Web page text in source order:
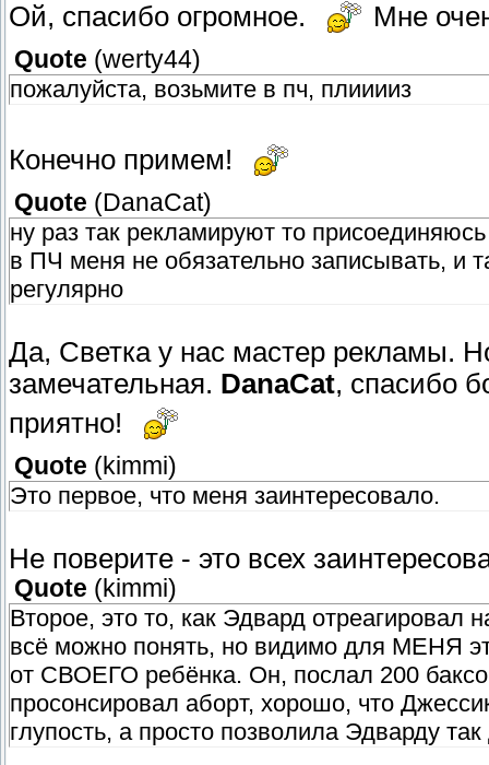
Ой, спасибо огромное. Мне
Quote (werty44)
пожалуйста, возьмите в пч, плииииз
Конечно примем!
Quote (DanaCat)
ну раз так рекламируют то
в ПЧ меня не обязательно записывать, и
регулярно
Да, Светка у нас мастер рекламы.
замечательная. DanaCat, спасибо
приятно!
Quote (kimmi)
Это первое, что меня заинтересовало.
Не поверите - это всех
Quote (kimmi)
Второе, это то, как Эдвард отреагировал
всё можно понять, но видимо для МЕНЯ
от СВОЕГО ребёнка. Он, послал 200
просонсировал аборт, хорошо, что
глупость, а просто позволила Эдварду